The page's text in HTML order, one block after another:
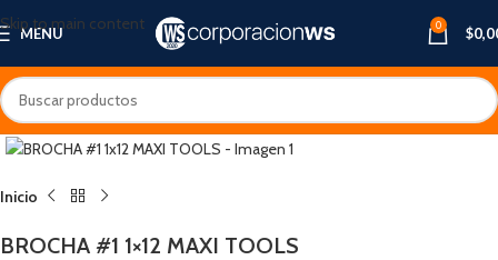
Skip to main content
MENU 0 $
Inicio
BROCHA #1 1×12 MAXI TOOLS